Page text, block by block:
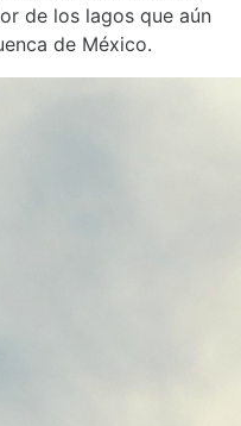
de los lagos que aún
de México.